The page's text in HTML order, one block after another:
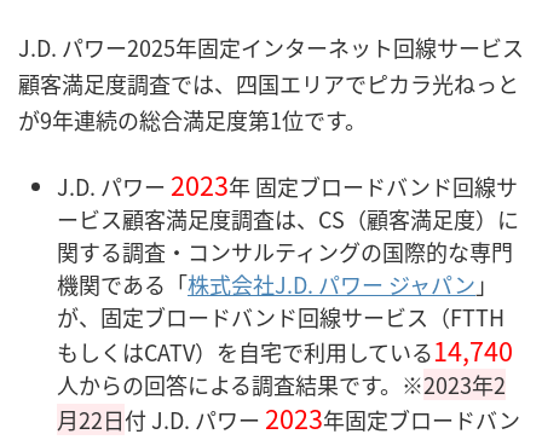
J.D. パワー2025年固定インターネット回線サービス
顧客満足度調査では、四国エリアでピカラ光ねっと
が9年連続の総合満足度第1位です。
J.D. パワー 2023年 固定ブロードバンド回線サ
ービス顧客満足度調査は、CS（顧客満足度）に
関する調査・コンサルティングの国際的な専門
機関である「株式会社J.D. パワー ジャパン 」
が、固定ブロードバンド回線サービス（FTTH
もしくはCATV）を自宅で利用している14,740
人からの回答による調査結果です。※2023年2
月22日付 J.D. パワー 2023年固定ブロードバン